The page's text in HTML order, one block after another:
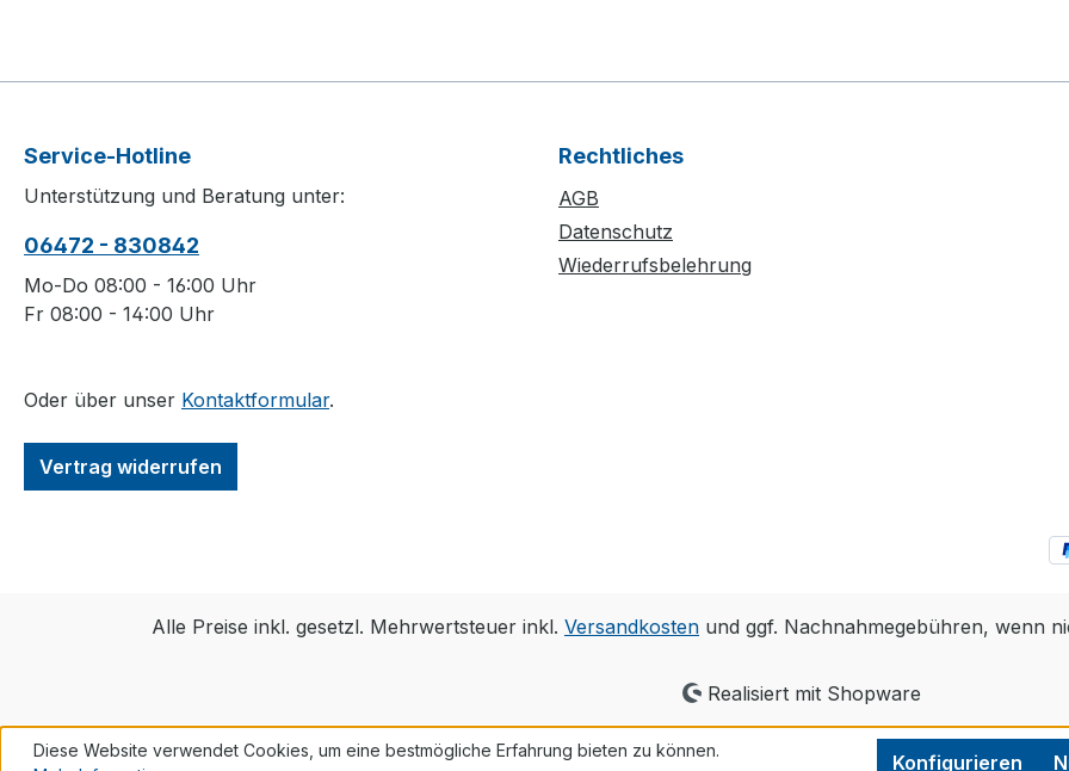
Service-Hotline
Unterstützung und Beratung unter:
06472 - 830842
Mo-Do 08:00 - 16:00 Uhr
Fr 08:00 - 14:00 Uhr
Oder über unser Kontaktformular.
Vertrag widerrufen
Rechtliches
AGB
Datenschutz
Wiederrufsbelehrung
Alle Preise inkl. gesetzl. Mehrwertsteuer inkl. Versandkosten und ggf. Nachnahmegebühren, wenn
Realisiert mit Shopware
Diese Website verwendet Cookies, um eine bestmögliche Erfahrung bieten zu können.
Konfigurieren